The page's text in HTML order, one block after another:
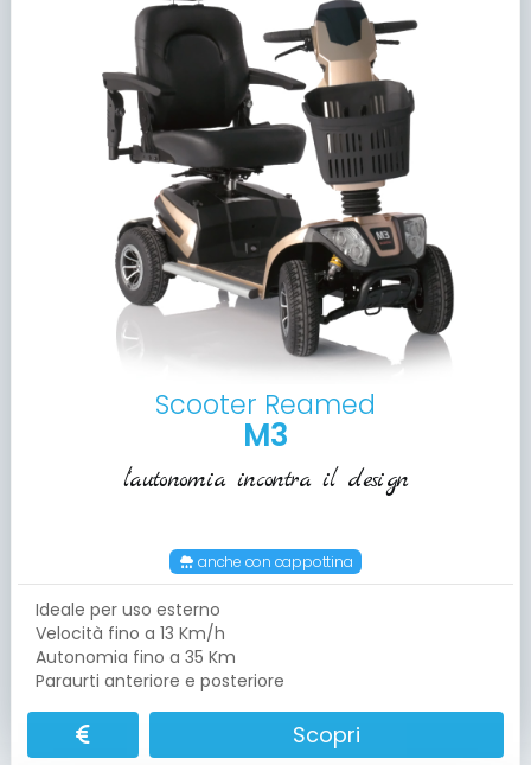
Scooter Reamed
M3
l'autonomia incontra il design
anche con cappottina
Ideale per uso esterno
Velocità fino a 13 Km/h
Autonomia fino a 35 Km
Paraurti anteriore e posteriore
Scopri